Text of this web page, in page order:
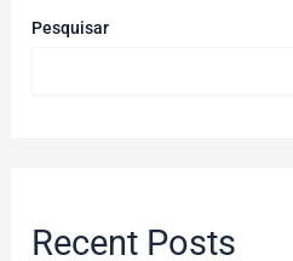
Pesquisar
Recent Posts